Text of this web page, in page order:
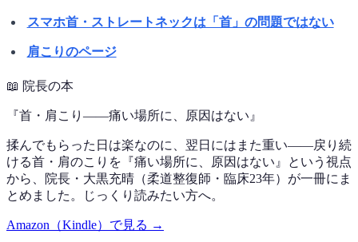
スマホ首・ストレートネックは「首」の問題ではない
肩こりのページ
📖 院長の本
『首・肩こり——痛い場所に、原因はない 』
揉んでもらった日は楽なのに、翌日にはまた重い——戻り続
ける首・肩のこりを『痛い場所に、原因はない』という視点
から、院長・大黒充晴（柔道整復師・臨床23年）が一冊にま
とめました。じっくり読みたい方へ。
Amazon（Kindle）で見る →